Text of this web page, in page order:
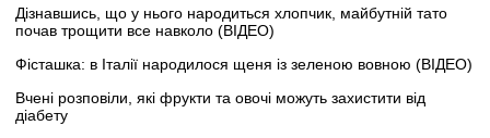
Дізнавшись, що у нього народиться хлопчик, майбутній тато
почав трощити все навколо (ВІДЕО)
Фісташка: в Італії народилося щеня із зеленою вовною (ВІДЕО)
Вчені розповіли, які фрукти та овочі можуть захистити від
діабету